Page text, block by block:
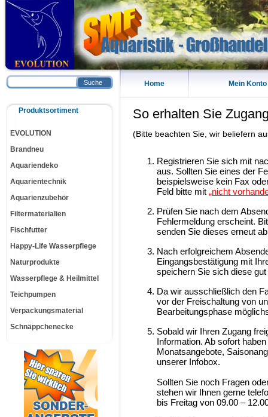
Home Mein Konto
So erhalten Sie
(Bitte beachten Sie, wir beliefern
Registrieren Sie sich mit
aus. Sollten Sie eines der
beispielsweise kein Fax
Feld bitte mit „nicht
Prüfen Sie nach dem
Fehlermeldung erscheint.
senden Sie dieses erneut
Nach erfolgreichem
Eingangsbestätigung mit
speichern Sie sich diese gut
Da wir ausschließlich den
vor der Freischaltung von
Bearbeitungsphase
Sobald wir Ihren Zugang
Information. Ab sofort
Monatsangebote,
unserer Infobox.
Sollten Sie noch Fragen
stehen wir Ihnen gerne
bis Freitag von 09.00 –
Suche
Produktsortiment
EVOLUTION
Brandneu
Aquariendeko
Aquarientechnik
Aquarienzubehör
Filtermaterialien
Fischfutter
Happy-Life Wasserpflege
Naturprodukte
Wasserpflege & Heilmittel
Teichpumpen
Verpackungsmaterial
Schnäppchenecke